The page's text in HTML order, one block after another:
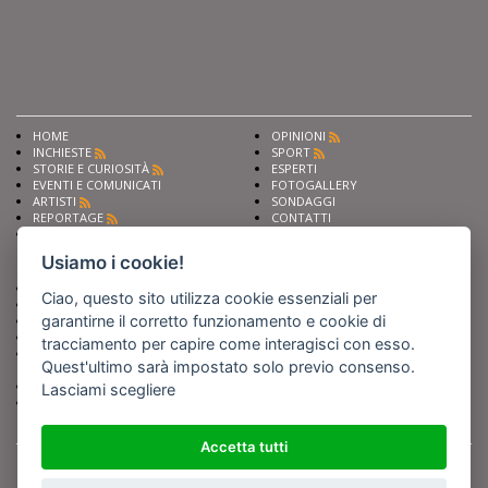
HOME
INCHIESTE
STORIE E CURIOSITÀ
EVENTI E COMUNICATI
ARTISTI
REPORTAGE
OPINIONI
SPORT
ESPERTI
FOTOGALLERY
SONDAGGI
CONTATTI
Chiedi ai nostri esperti
Scrivi alla redazione
Fai pubblicità con noi
Sostieni Barinedita
Iscriviti al nostro corso di
giornalismo
Compra i nostri libri
Entra in Barinedita Map
Seguici su
Netboom
BARIREPORT s.a.s.
Usiamo i cookie!
Ciao, questo sito utilizza cookie essenziali per
garantirne il corretto funzionamento e cookie di
tracciamento per capire come interagisci con esso.
Quest'ultimo sarà impostato solo previo consenso.
Lasciami scegliere
Accetta tutti